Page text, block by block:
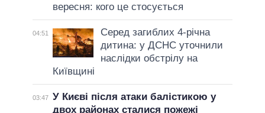
вересня: кого це стосується
04:51
Серед загиблих 4-річна
дитина: у ДСНС уточнили
наслідки обстрілу на
Київщині
03:47 У Києві після атаки балістикою у
двох районах сталися пожежі